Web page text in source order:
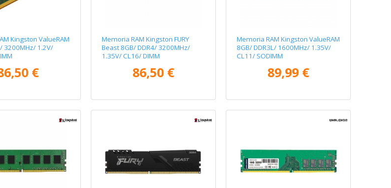
Kingston ValueRAM
3200MHz/ 1.2V/
€
Memoria RAM Kingston FURY
Beast 8GB/ DDR4/ 3200MHz/
1.35V/ CL16/ DIMM
86,50 €
Memoria RAM Kingston ValueRAM
8GB/ DDR3L/ 1600MHz/ 1.35V/
CL11/ SODIMM
89,99 €